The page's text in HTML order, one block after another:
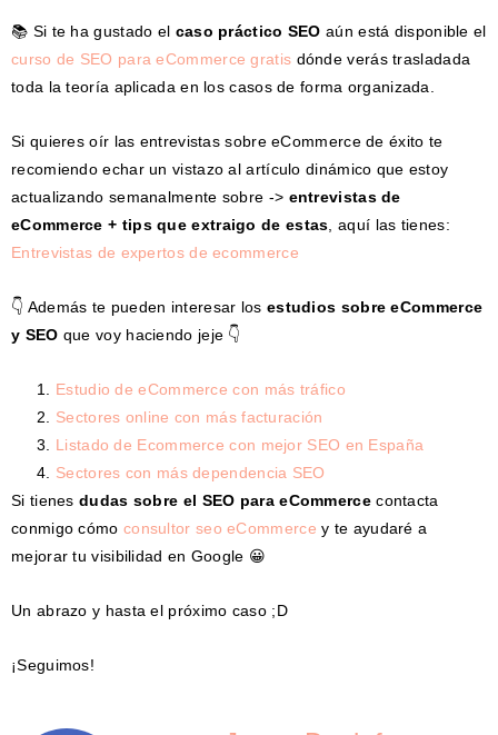
📚 Si te ha gustado el caso práctico SEO aún está disponible el
curso de SEO para eCommerce gratis dónde verás trasladada
toda la teoría aplicada en los casos de forma organizada.
Si quieres oír las entrevistas sobre eCommerce de éxito te
recomiendo echar un vistazo al artículo dinámico que estoy
actualizando semanalmente sobre -> entrevistas de
eCommerce + tips que extraigo de estas , aquí las tienes:
Entrevistas de expertos de ecommerce
👇 Además te pueden interesar los estudios sobre eCommerce
y SEO que voy haciendo jeje 👇
Estudio de eCommerce con más tráfico
Sectores online con más facturación
Listado de Ecommerce con mejor SEO en España
Sectores con más dependencia SEO
Si tienes dudas sobre el SEO para eCommercecontacta
conmigo cómo consultor seo eCommerce y te ayudaré a
mejorar tu visibilidad en Google 😀
Un abrazo y hasta el próximo caso ;D
¡Seguimos!